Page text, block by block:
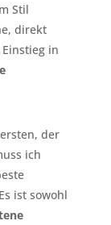
Stil
direkt
in
der
ich
ist sowohl